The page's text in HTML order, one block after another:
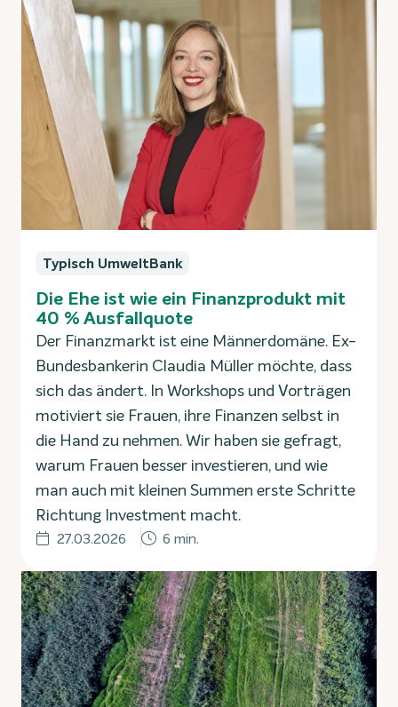
Typisch UmweltBank
Die Ehe ist wie ein Finanzprodukt mit
40 % Ausfallquote
Der Finanzmarkt ist eine Männerdomäne. Ex-
Bundesbankerin Claudia Müller möchte, dass
sich das ändert. In Workshops und Vorträgen
motiviert sie Frauen, ihre Finanzen selbst in
die Hand zu nehmen. Wir haben sie gefragt,
warum Frauen besser investieren, und wie
man auch mit kleinen Summen erste Schritte
Richtung Investment macht.
27.03.2026 6 min.